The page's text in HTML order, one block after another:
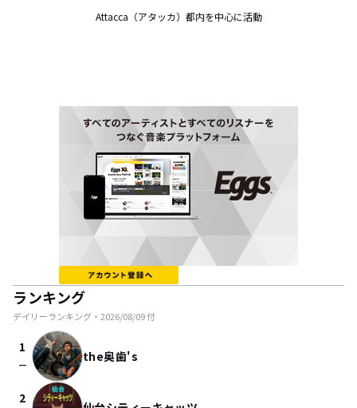
Attacca（アタッカ）都内を中心に活動
ランキング
デイリーランキング・ 2026/08/09付
1
check_indeterminate_small the奥歯's
2